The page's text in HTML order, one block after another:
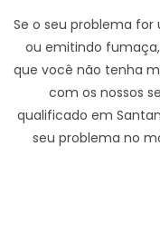
Se o seu problema
ou emitindo
que você não tenha
com os nossos
qualificado em
seu problema no